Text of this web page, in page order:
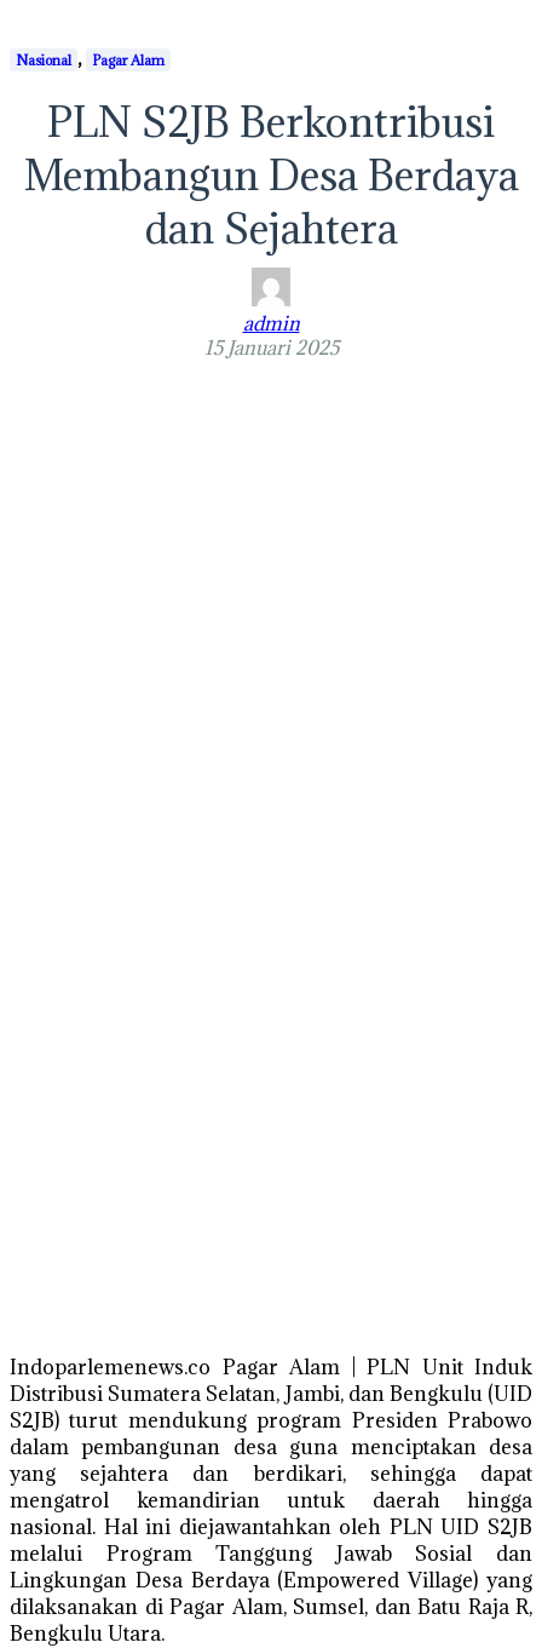
Nasional , Pagar Alam
PLN S2JB Berkontribusi
Membangun Desa Berdaya
dan Sejahtera
admin
15 Januari 2025
Indoparlemenews.co Pagar Alam | PLN Unit Induk
Distribusi Sumatera Selatan, Jambi, dan Bengkulu (UID
S2JB) turut mendukung program Presiden Prabowo
dalam pembangunan desa guna menciptakan desa
yang sejahtera dan berdikari, sehingga dapat
mengatrol kemandirian untuk daerah hingga
nasional. Hal ini diejawantahkan oleh PLN UID S2JB
melalui Program Tanggung Jawab Sosial dan
Lingkungan Desa Berdaya (Empowered Village) yang
dilaksanakan di Pagar Alam, Sumsel, dan Batu Raja R,
Bengkulu Utara.